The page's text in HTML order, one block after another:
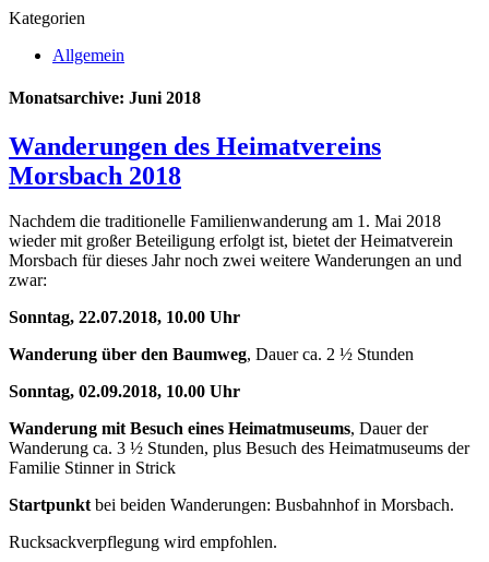
Kategorien
Allgemein
Monatsarchive: Juni 2018
Wanderungen des Heimatvereins
Morsbach 2018
Nachdem die traditionelle Familienwanderung am 1. Mai 2018
wieder mit großer Beteiligung erfolgt ist, bietet der Heimatverein
Morsbach für dieses Jahr noch zwei weitere Wanderungen an und
zwar:
Sonntag, 22.07.2018, 10.00 Uhr
Wanderung über den Baumweg, Dauer ca. 2 ½ Stunden
Sonntag, 02.09.2018, 10.00 Uhr
Wanderung mit Besuch eines Heimatmuseums, Dauer der
Wanderung ca. 3 ½ Stunden, plus Besuch des Heimatmuseums der
Familie Stinner in Strick
Startpunktbei beiden Wanderungen: Busbahnhof in Morsbach.
Rucksackverpflegung wird empfohlen.